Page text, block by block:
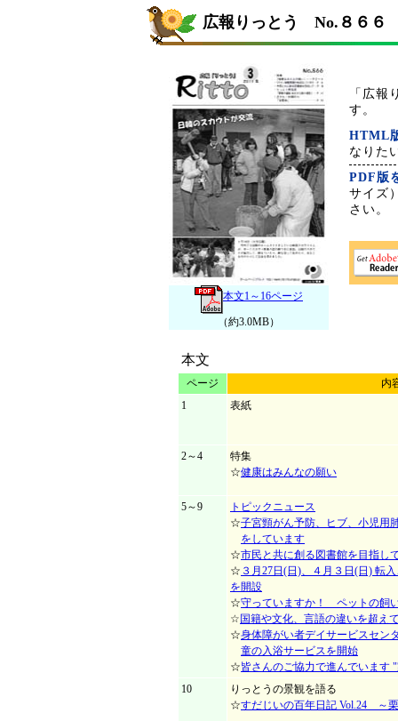
広報りっとう No.８６６
本文1～16ページ
（約3.0MB）
「広報
す。
HTML
なりた
PDF版
サイズ
さい。
本文
ページ
内
1
表紙
2～4
特集
☆健康はみんなの願い
5～9
トピックニュース
☆子宮頸がん予防、ヒブ、小児用
をしています
☆市民と共に創る図書館を目指し
☆ ３月27日(日)、４月３日(日) 転
を開設
☆守っていますか！ ペットの飼
☆ 国籍や文化、言語の違いを超え
☆身体障がい者デイサービスセン
童の入浴サービスを開始
☆皆さんのご協力で進んでいます
10
りっとうの景観を語る
☆すだじいの百年日記 Vol.24 ～